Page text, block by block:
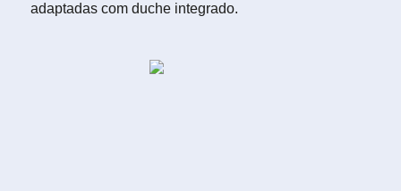
adaptadas com duche integrado.